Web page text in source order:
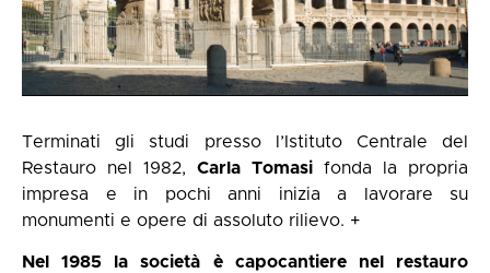
Terminati gli studi presso l’Istituto Centrale del
Restauro nel 1982,Carla Tomasifonda la propria
impresa e in pochi anni inizia a lavorare su
monumenti e opere di assoluto rilievo. +
Nel 1985 la società è capocantiere nel restauro